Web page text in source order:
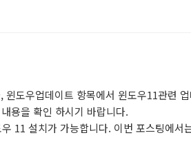
도우업데이트 항목에서 윈도우11관련
용을 확인 하시기 바랍니다.
11 설치가 가능합니다. 이번 포스팅에서